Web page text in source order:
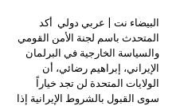
البيضاء نت | عربي دولي أكد
المتحدث باسم لجنة الأمن القومي
والسياسة الخارجية في البرلمان
الإيراني، إبراهيم رضائي، أن
الولايات المتحدة لن تجد خياراً
سوى القبول بالشروط الإيرانية إذا